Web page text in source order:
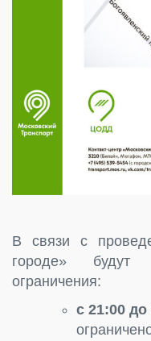
В связи с
городе» будут
ограничения:
с 21:00 до